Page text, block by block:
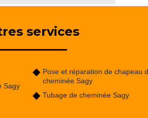
services
Sagy
Pose et réparation de chapeau
cheminée Sagy
Tubage de cheminée Sagy